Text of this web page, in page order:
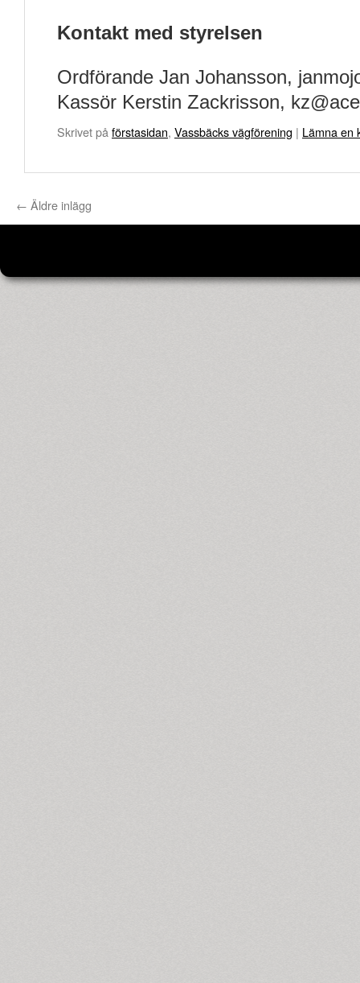
Kontakt med styrelsen
Ordförande Jan Johansson,
Kassör Kerstin Zackrisson,
Skrivet på förstasidan, Vassbäcks vägförening | Lämna en
← Äldre inlägg